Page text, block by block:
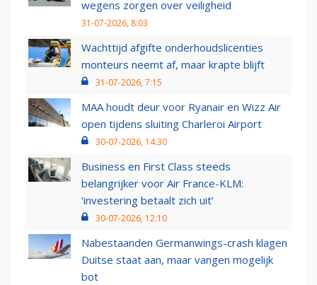
wegens zorgen over veiligheid
31-07-2026, 8:03
Wachttijd afgifte onderhoudslicenties
monteurs neemt af, maar krapte blijft
31-07-2026, 7:15
MAA houdt deur voor Ryanair en Wizz Air
open tijdens sluiting Charleroi Airport
30-07-2026, 14:30
Business en First Class steeds
belangrijker voor Air France-KLM:
‘investering betaalt zich uit’
30-07-2026, 12:10
Nabestaanden Germanwings-crash klagen
Duitse staat aan, maar vangen mogelijk
bot